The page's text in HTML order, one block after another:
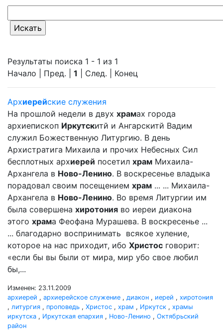
Результаты поиска 1 - 1 из 1
Начало | Пред. | 1 | След. | Конец
Архиерейские служения
На прошлой недели в двух храмах города
архиепископ Иркутскитй и Ангарскитй Вадим
служил Божественную Литургию. В день
Архистратига Михаила и прочих Небесных Сил
бесплотных архиерей посетил храм Михаила-
Архангела в Ново-Ленино. В воскресенье владыка
порадовал своим посещением храм ... ... Михаила-
Архангела в Ново-Ленино. Во время Литургии им
была совершена хиротония во иереи диакона
этого храма Феофана Мурашева. В воскресенье ...
... благодарно воспринимать всякое хуление,
которое на нас приходит, ибо Христос говорит:
«если бы вы были от мира, мир убо свое любил
бы,...
Изменен: 23.11.2009
архиерей , архиерейское служение , диакон , иерей , хиротония
, литургия , проповедь , Христос , храм , Иркутск , храмы
иркутска , Иркутская епархия , Ново-Ленино , Октябрьский
район